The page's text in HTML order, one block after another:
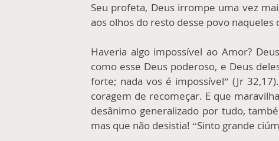
Seu profeta, Deus irrompe uma vez
aos olhos do resto desse povo naqueles
Haveria algo impossível ao Amor?
como esse Deus poderoso, e Deus
forte; nada vos é impossível” (Jr
coragem de recomeçar. E que
desânimo generalizado por tudo,
mas que não desistia! “Sinto grande